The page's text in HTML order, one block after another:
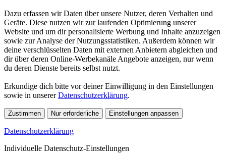
Dazu erfassen wir Daten über unsere Nutzer, deren Verhalten und
Geräte. Diese nutzen wir zur laufenden Optimierung unserer
Website und um dir personalisierte Werbung und Inhalte anzuzeigen
sowie zur Analyse der Nutzungsstatistiken. Außerdem können wir
deine verschlüsselten Daten mit externen Anbietern abgleichen und
dir über deren Online-Werbekanäle Angebote anzeigen, nur wenn
du deren Dienste bereits selbst nutzt.
Erkundige dich bitte vor deiner Einwilligung in den Einstellungen
sowie in unsererDatenschutzerklärung.
Zustimmen Nur erforderliche Einstellungen anpassen
Datenschutzerklärung
Individuelle Datenschutz-Einstellungen